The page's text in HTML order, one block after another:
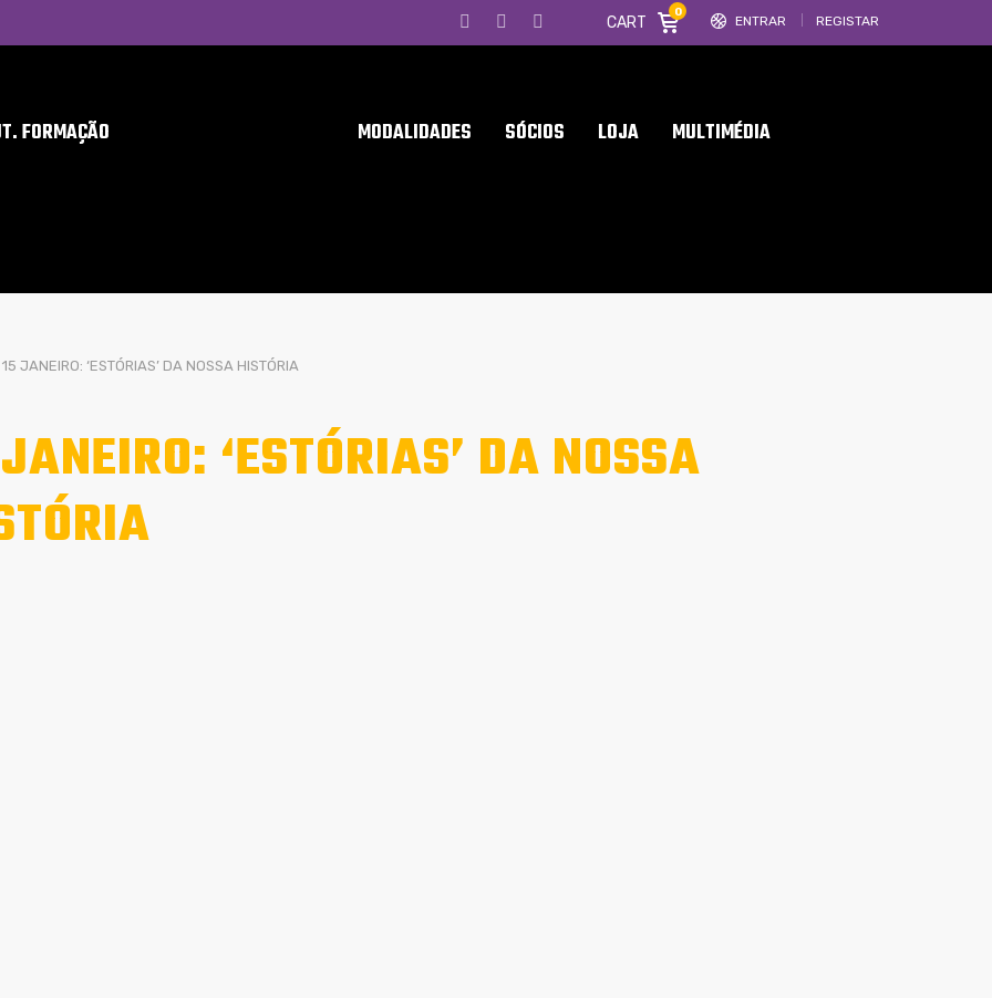
ENTRAR REGISTAR
CART
0
FORMAÇÃO MODALIDADES SÓCIOS LOJA MULTIMÉDIA
15 JANEIRO: ‘ESTÓRIAS’ DA NOSSA HISTÓRIA
‘ESTÓRIAS’ DA NOSSA